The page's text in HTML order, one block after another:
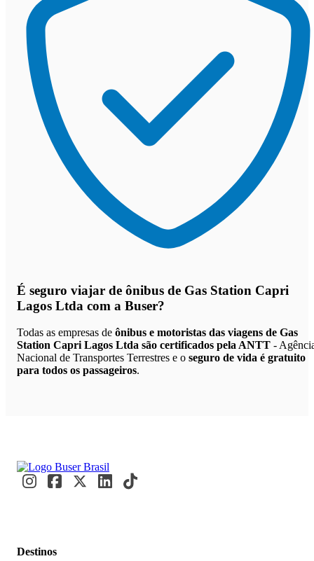
É seguro viajar de ônibus de Gas Station Capri
Lagos Ltda com a Buser?
Todas as empresas de ônibus e motoristas das viagens de Gas
Station Capri Lagos Ltda são certificados pela ANTT -
Nacional de Transportes Terrestres e o seguro de vida é gratuito
para todos os passageiros.
Destinos